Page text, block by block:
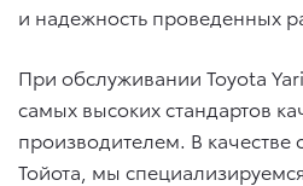
и надежность проведенных
При обслуживании Toyota
самых высоких стандартов
производителем. В
Тойота, мы